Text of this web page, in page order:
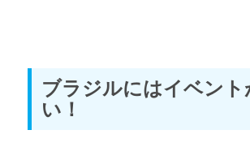
おわりに
おわりに ～ブラジルの魅力～
ブラジルにはイベン
い！